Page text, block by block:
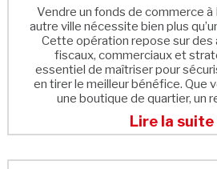
Vendre un fonds de commerce
autre ville nécessite bien plus
Cette opération repose sur des
fiscaux, commerciaux et
essentiel de maîtriser pour
en tirer le meilleur bénéfice. Que
une boutique de quartier, un
Lire la suite